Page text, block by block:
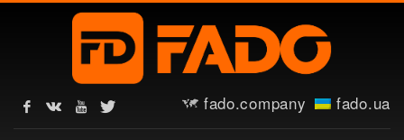
fado.company fado.ua